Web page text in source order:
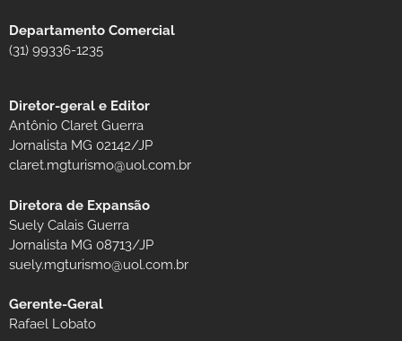
Departamento Comercial
(31) 99336-1235
Diretor-geral e Editor
Antônio Claret Guerra
Jornalista MG 02142/JP
claret.mgturismo@uol.com.br
Diretora de Expansão
Suely Calais Guerra
Jornalista MG 08713/JP
suely.mgturismo@uol.com.br
Gerente-Geral
Rafael Lobato